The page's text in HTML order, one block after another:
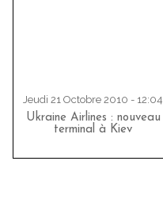
Jeudi 21 Octobre 2010 - 12:04
Ukraine Airlines : nouveau
terminal à Kiev